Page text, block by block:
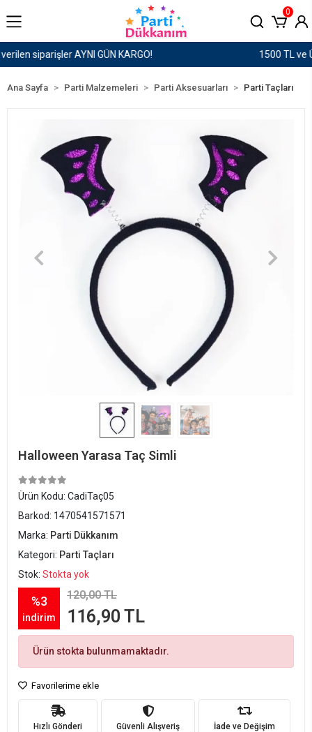
1500 TL ve Üzeri Kargo Ücretsiz!
0
Ana Sayfa Parti Malzemeleri Parti Aksesuarları Parti Taçları
Halloween Yarasa Taç Simli
Ürün Kodu: CadiTaç05
Barkod: 1470541571571
Marka: Parti Dükkanım
Kategori: Parti Taçları
Stok: Stokta yok
%3
indirim
120,00 TL
116,90 TL
Ürün stokta bulunmamaktadır.
Favorilerime ekle
Hızlı Gönderi Güvenli Alışveriş İade ve Değişim